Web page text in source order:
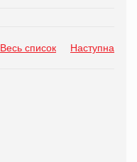
Весь список Наступна